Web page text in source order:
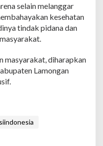
selain melanggar
kesehatan
tindak pidana dan
masyarakat, diharapkan
Lamongan